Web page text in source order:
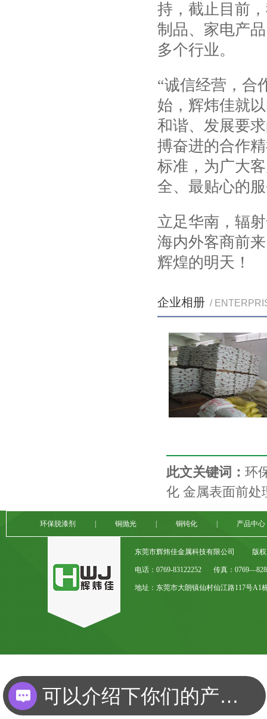
持，截止目前
制品、家电产
多个行业。
“诚信经营，合
始，辉炜佳就
和谐、发展要
搏奋进的合作
标准，为广大
全、最贴心的
立足华南，辐
海内外客商前
辉煌的明天！
企业相册 /
此文关键词： 环
化 金属表面前处
环保脱漆剂 铜抛光 铜钝化 产品中心
东莞市辉炜佳金属科技有限公司 版
电话：0769-83122252 传真：
地址：东莞市大朗镇仙村仙江路117号A1